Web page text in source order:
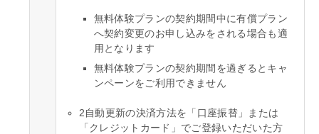
無料体験プランの契約期間中に有償プラン
へ契約変更のお申し込みをされる場合も適
用となります
無料体験プランの契約期間を過ぎるとキャ
ンペーンをご利用できません
2自動更新の決済方法を「口座振替」または
「クレジットカード」でご登録いただいた方